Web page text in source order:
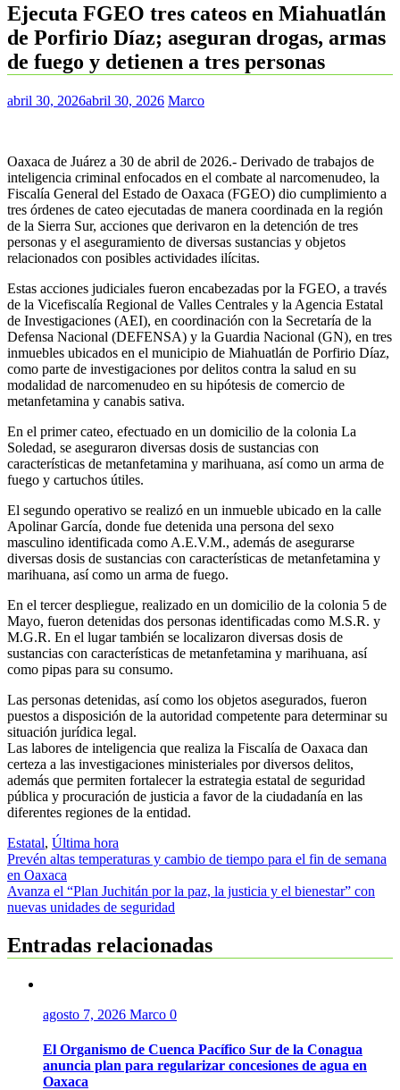
Ejecuta FGEO tres cateos en Miahuatlán
de Porfirio Díaz; aseguran drogas, armas
de fuego y detienen a tres personas
abril 30, 2026abril 30, 2026 Marco
Oaxaca de Juárez a 30 de abril de 2026.- Derivado de trabajos de
inteligencia criminal enfocados en el combate al narcomenudeo, la
Fiscalía General del Estado de Oaxaca (FGEO) dio cumplimiento a
tres órdenes de cateo ejecutadas de manera coordinada en la región
de la Sierra Sur, acciones que derivaron en la detención de tres
personas y el aseguramiento de diversas sustancias y objetos
relacionados con posibles actividades ilícitas.
Estas acciones judiciales fueron encabezadas por la FGEO, a través
de la Vicefiscalía Regional de Valles Centrales y la Agencia Estatal
de Investigaciones (AEI), en coordinación con la Secretaría de la
Defensa Nacional (DEFENSA) y la Guardia Nacional (GN), en tres
inmuebles ubicados en el municipio de Miahuatlán de Porfirio Díaz,
como parte de investigaciones por delitos contra la salud en su
modalidad de narcomenudeo en su hipótesis de comercio de
metanfetamina y canabis sativa.
En el primer cateo, efectuado en un domicilio de la colonia La
Soledad, se aseguraron diversas dosis de sustancias con
características de metanfetamina y marihuana, así como un arma de
fuego y cartuchos útiles.
El segundo operativo se realizó en un inmueble ubicado en la calle
Apolinar García, donde fue detenida una persona del sexo
masculino identificada como A.E.V.M., además de asegurarse
diversas dosis de sustancias con características de metanfetamina y
marihuana, así como un arma de fuego.
En el tercer despliegue, realizado en un domicilio de la colonia 5 de
Mayo, fueron detenidas dos personas identificadas como M.S.R. y
M.G.R. En el lugar también se localizaron diversas dosis de
sustancias con características de metanfetamina y marihuana, así
como pipas para su consumo.
Las personas detenidas, así como los objetos asegurados, fueron
puestos a disposición de la autoridad competente para determinar su
situación jurídica legal.
Las labores de inteligencia que realiza la Fiscalía de Oaxaca dan
certeza a las investigaciones ministeriales por diversos delitos,
además que permiten fortalecer la estrategia estatal de seguridad
pública y procuración de justicia a favor de la ciudadanía en las
diferentes regiones de la entidad.
Estatal, Última hora
Navegación
de
entradas
Prevén altas temperaturas y cambio de tiempo para el fin de semana
en Oaxaca
Avanza el “Plan Juchitán por la paz, la justicia y el bienestar” con
nuevas unidades de seguridad
Entradas relacionadas
agosto 7, 2026 Marco 0
El Organismo de Cuenca Pacífico Sur de la Conagua
anuncia plan para regularizar concesiones de agua en
Oaxaca